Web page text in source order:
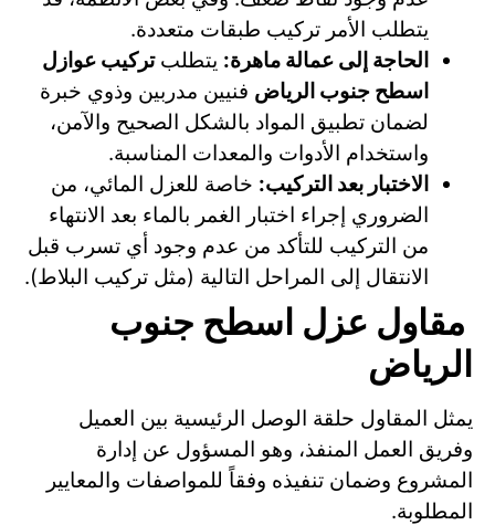
يتطلب الأمر تركيب طبقات متعددة.
الحاجة إلى عمالة ماهرة: يتطلبتركيب عوازل
اسطح جنوب الرياض فنيين مدربين وذوي خبرة
لضمان تطبيق المواد بالشكل الصحيح والآمن،
واستخدام الأدوات والمعدات المناسبة.
الاختبار بعد التركيب: خاصة للعزل المائي، من
الضروري إجراء اختبار الغمر بالماء بعد الانتهاء
من التركيب للتأكد من عدم وجود أي تسرب قبل
الانتقال إلى المراحل التالية (مثل تركيب البلاط).
مقاول عزل اسطح جنوب
الرياض
يمثل المقاول حلقة الوصل الرئيسية بين العميل
وفريق العمل المنفذ، وهو المسؤول عن إدارة
المشروع وضمان تنفيذه وفقاً للمواصفات والمعايير
المطلوبة.